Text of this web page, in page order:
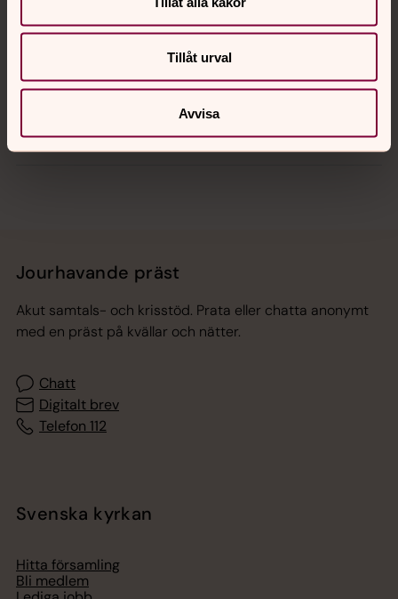
Tillåt urval
Avvisa
Sociala kanaler
Jourhavande präst
Akut samtals- och krisstöd. Prata eller chatta anonymt
med en präst på kvällar och nätter.
Chatt
Digitalt brev
Telefon 112
Svenska kyrkan
Hitta församling
Bli medlem